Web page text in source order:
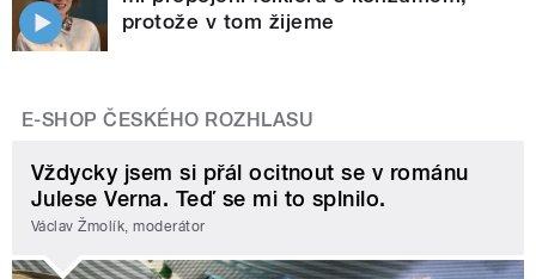
protože v tom žijeme
E-SHOP ČESKÉHO ROZHLASU
Vždycky jsem si přál ocitnout se v románu
Julese Verna. Teď se mi to splnilo.
Václav Žmolík, moderátor